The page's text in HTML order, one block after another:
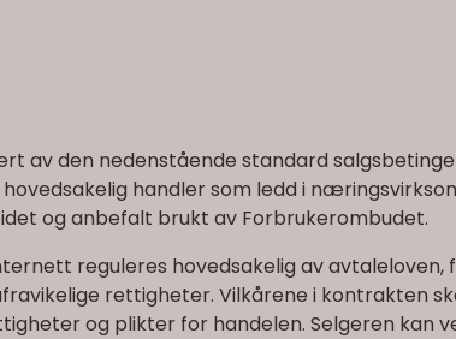
av den nedenstående standard
handler som ledd i
og anbefalt brukt av Forbrukerombudet.
reguleres hovedsakelig av
rettigheter. Vilkårene i kontrakten
og plikter for handelen. Selgeren kan